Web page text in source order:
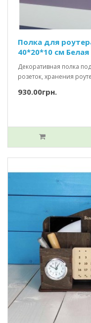
Полка для
40*20*10 см Белая
Декоративная полка
розеток, хранения
930.00грн.